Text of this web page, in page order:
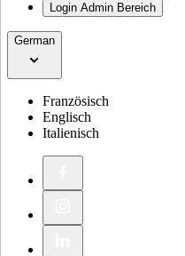
Login Admin Bereich
German
Französisch
Englisch
Italienisch